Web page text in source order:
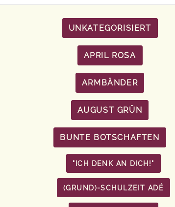
UNKATEGORISIERT
APRIL ROSA
ARMBÄNDER
AUGUST GRÜN
BUNTE BOTSCHAFTEN
"ICH DENK AN DICH!"
(GRUND)-SCHULZEIT ADÉ